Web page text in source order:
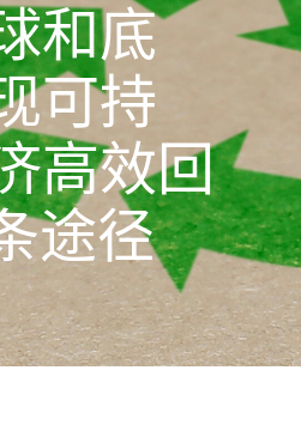
和底
可持
高效回
途径